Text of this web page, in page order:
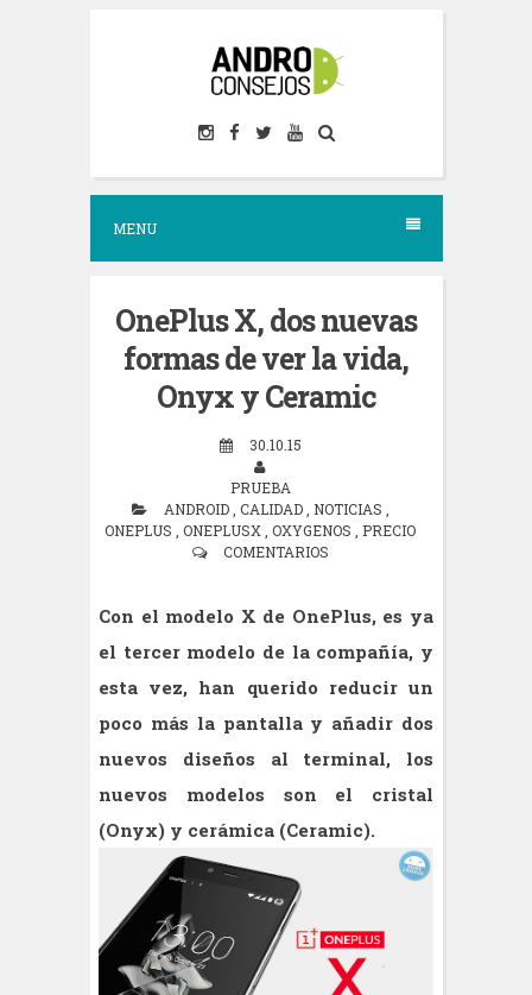
MENU
OnePlus X, dos nuevas
formas de ver la vida,
Onyx y Ceramic
30.10.15
PRUEBA
ANDROID CALIDAD NOTICIAS
ONEPLUS
ONEPLUSX OXYGENOS
PRECIO
COMENTARIOS
Con el modelo X de OnePlus, es ya
el tercer modelo de la compañía, y
esta vez, han querido reducir un
poco más la pantalla y añadir dos
nuevos diseños al terminal, los
nuevos modelos son el cristal
(Onyx) y cerámica (Ceramic).